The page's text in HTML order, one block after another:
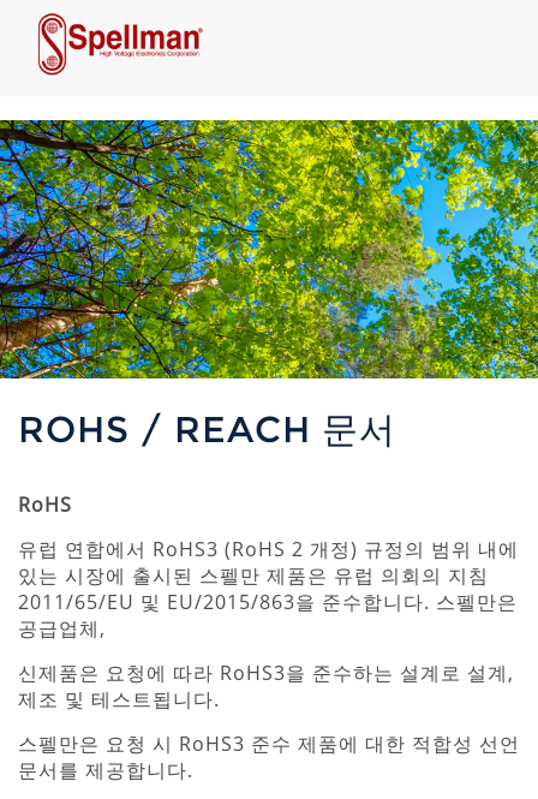
ROHS / REACH 문서
RoHS
유럽 연합에서 RoHS3 (RoHS 2 개정) 규정의 범위 내에
있는 시장에 출시된 스펠만 제품은 유럽 의회의 지침
2011/65/EU 및 EU/2015/863을 준수합니다. 스펠만은
공급업체,
신제품은 요청에 따라 RoHS3을 준수하는 설계로 설계,
제조 및 테스트됩니다.
스펠만은 요청 시 RoHS3 준수 제품에 대한 적합성 선언
문서를 제공합니다.